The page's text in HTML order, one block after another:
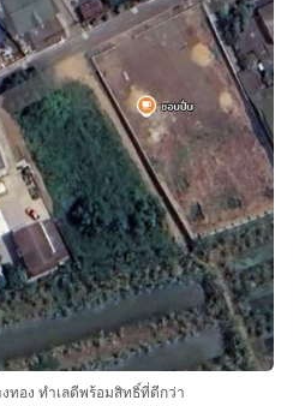
งทอง ทำเลดีพร้อมสิทธิ์ที่ดีกว่า